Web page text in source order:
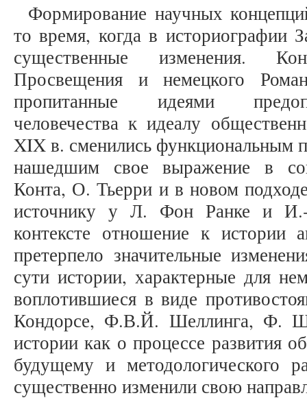
Формирование научных
то время, когда в историографии
существенные изменения.
Просвещения и немецкого
пропитанные идеями
человечества к идеалу
XIX в. сменились функциональным
нашедшим свое выражение в
Конта, О. Тьерри и в новом
источнику у Л. Фон Ранке и
контексте отношение к истории
претерпело значительные
сути истории, характерные для
воплотившиеся в виде
Кондорсе, Ф.В.Й. Шеллинга, Ф.
истории как о процессе развития
будущему и методологического
существенно изменили свою